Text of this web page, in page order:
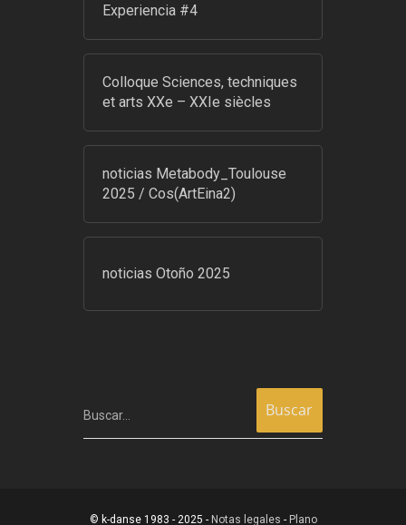
Experiencia #4
Colloque Sciences, techniques
et arts XXe – XXIe siècles
noticias Metabody_Toulouse
2025 / Cos(ArtEina2)
noticias Otoño 2025
Buscar…
© k-danse 1983 - 2025 - Notas legales - Plano